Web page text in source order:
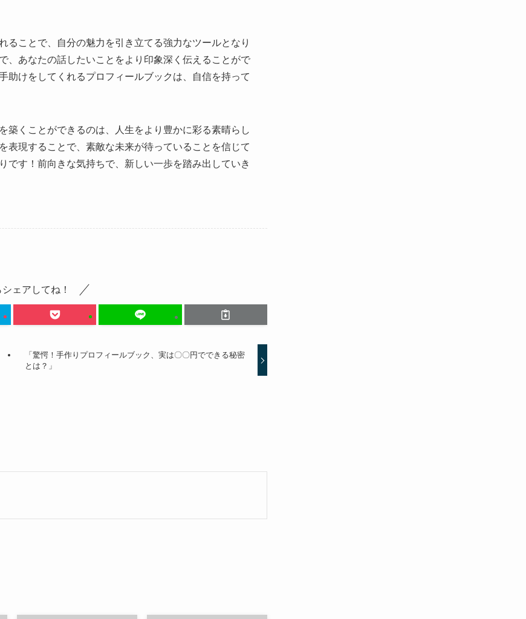
ることで、自分の魅力を引き立てる強力なツールとなり
、あなたの話したいことをより印象深く伝えることがで
助けをしてくれるプロフィールブックは、自信を持って
築くことができるのは、人生をより豊かに彩る素晴らし
表現することで、素敵な未来が待っていることを信じて
です！前向きな気持ちで、新しい一歩を踏み出していき
ェアしてね！
「驚愕！手作りプロフィールブック、実は〇〇円でできる秘密
とは？」